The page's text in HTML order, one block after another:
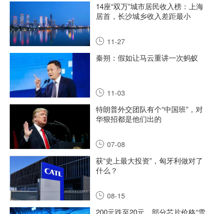
14座“双万”城市居民收入榜：上海
居首，长沙城乡收入差距最小
11-27
秦朔：假如让马云重讲一次蚂蚁
11-03
特朗普外交团队有个“中国班”，对
华狠招都是他们出的
07-08
获“史上最大投资”，匈牙利做对了
什么？
08-15
200元跌至20元，部分芯片价格“雪